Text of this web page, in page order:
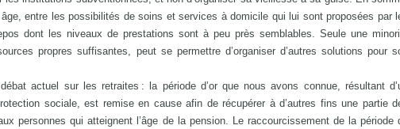
entre les possibilités de soins et services à domicile qui lui sont proposées par
dont les niveaux de prestations sont à peu près semblables. Seule une
propres suffisantes, peut se permettre d’organiser d’autres solutions pour
actuel sur les retraites : la période d’or que nous avons connue, résultant
sociale, est remise en cause afin de récupérer à d’autres fins une partie
personnes qui atteignent l’âge de la pension. Le raccourcissement de la période